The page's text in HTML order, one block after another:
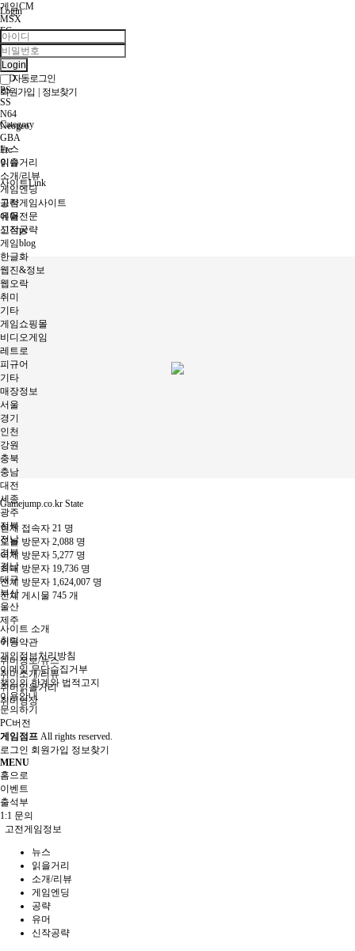
게임CM
MSX
FC
PCE
SMS
SFC
MD
PS
SS
N64
Neogeo
GBA
Etc
이슈
사이트Link
고전게임사이트
에뮬전문
고전pc
게임blog
한글화
웹진&정보
웹오락
취미
기타
게임쇼핑몰
비디오게임
레트로
피규어
기타
매장정보
서울
경기
인천
강원
충북
충남
대전
세종
광주
전북
전남
경북
경남
대구
부산
울산
제주
취미
취미정보/뉴스
취미소개/리뷰
취미읽을거리
취미영상
Login
Login
자동로그인
회원가입
정보찾기
Category
뉴스
읽을거리
소개/리뷰
게임엔딩
공략
유머
신작공략
Gamejump.co.kr State
현재 접속자 21 명
오늘 방문자 2,088 명
어제 방문자 5,277 명
최대 방문자 19,736 명
전체 방문자 1,624,007 명
전체 게시물 745 개
사이트 소개
이용약관
개인정보처리방침
이메일 무단수집거부
책임의 한계와 법적고지
이용안내
문의하기
PC버전
게임점프 All rights reserved.
로그인 회원가입 정보찾기
MENU
홈으로
이벤트
출석부
1:1 문의
고전게임정보
뉴스
읽을거리
소개/리뷰
게임엔딩
공략
유머
신작공략